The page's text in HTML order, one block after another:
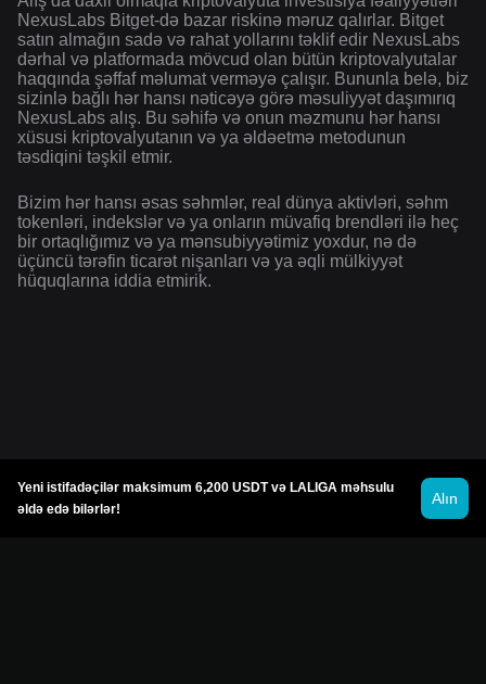
NexusLabs Bitget-də bazar riskinə məruz qalırlar. Bitget
satın almağın sadə və rahat yollarını təklif edir NexusLabs
dərhal və platformada mövcud olan bütün kriptovalyutalar
haqqında şəffaf məlumat verməyə çalışır. Bununla belə, biz
sizinlə bağlı hər hansı nəticəyə görə məsuliyyət daşımırıq
NexusLabs alış. Bu səhifə və onun məzmunu hər hansı
xüsusi kriptovalyutanın və ya əldəetmə metodunun
təsdiqini təşkil etmir.
Bizim hər hansı əsas səhmlər, real dünya aktivləri, səhm
tokenləri, indekslər və ya onların müvafiq brendləri ilə heç
bir ortaqlığımız və ya mənsubiyyətimiz yoxdur, nə də
üçüncü tərəfin ticarət nişanları və ya əqli mülkiyyət
hüquqlarına iddia etmirik.
Yeni istifadəçilər maksimum 6,200 USDT və LALIGA məhsulu
əldə edə bilərlər!
Alın